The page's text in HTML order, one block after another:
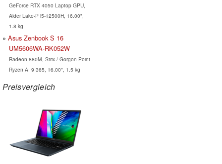
GeForce RTX 4050 Laptop GPU,
Alder Lake-P i5-12500H, 16.00",
1.8 kg
Asus Zenbook S 16
UM5606WA-RK052W
Radeon 880M, Strix / Gorgon Point
Ryzen AI 9 365, 16.00", 1.5 kg
Preisvergleich